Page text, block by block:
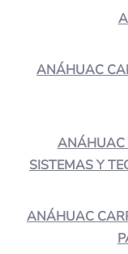
ANÁHUAC
ANÁHUAC
SISTEMAS Y
ANÁHUAC